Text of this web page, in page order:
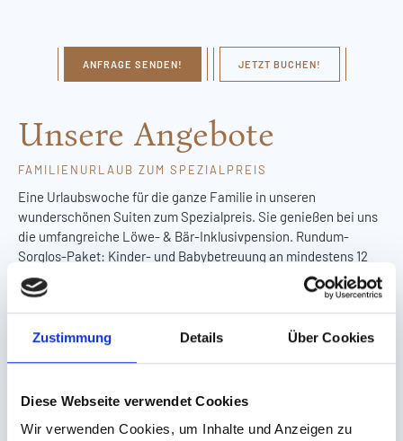
Zustimmung Details Über Cookies
Diese Webseite verwendet Cookies
Wir verwenden Cookies, um Inhalte und Anzeigen zu
ANFRAGE SENDEN! JETZT BUCHEN!
Unsere Angebote
FAMILIENURLAUB ZUM SPEZIALPREIS
Eine Urlaubswoche für die ganze Familie in unseren
wunderschönen Suiten zum Spezialpreis. Sie genießen bei uns
die umfangreiche Löwe- & Bär-Inklusivpension. Rundum-
Sorglos-Paket: Kinder- und Babybetreuung an mindestens 12
Stunden pro Tag inklusive betreutem Mittag- und Abendessen
für Babys, Kinder und Teens.
ab
€ 2799